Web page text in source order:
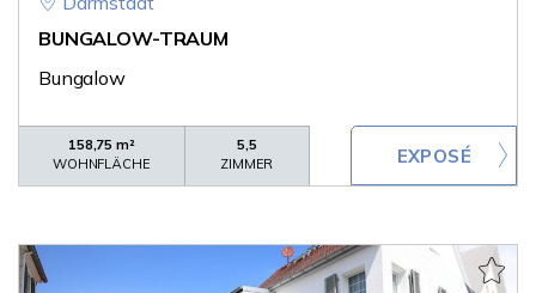
BUNGALOW-TRAUM
Bungalow
158,75 m²
WOHNFLÄCHE
5,5
ZIMMER